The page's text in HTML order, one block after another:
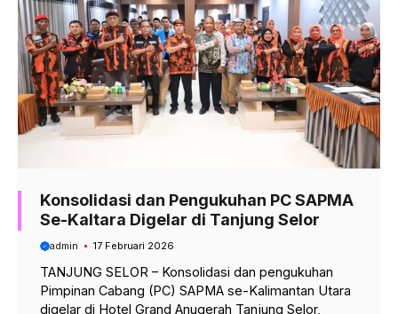
Konsolidasi dan Pengukuhan PC SAPMA
Se-Kaltara Digelar di Tanjung Selor
admin 17 Februari 2026
TANJUNG SELOR – Konsolidasi dan pengukuhan
Pimpinan Cabang (PC) SAPMA se-Kalimantan Utara
digelar di Hotel Grand Anugerah Tanjung Selor,